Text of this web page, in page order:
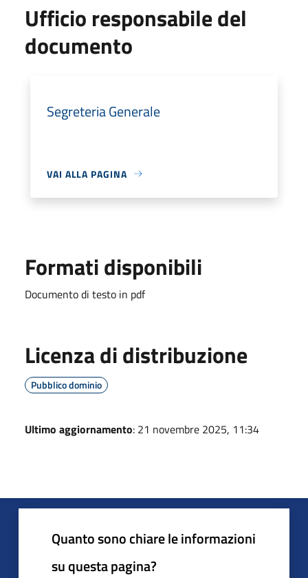
Ufficio responsabile del
documento
Segreteria Generale
VAI ALLA PAGINA
Formati disponibili
Documento di testo in pdf
Licenza di distribuzione
Pubblico dominio
Ultimo aggiornamento: 21 novembre 2025, 11:34
Quanto sono chiare le informazioni
su questa pagina?